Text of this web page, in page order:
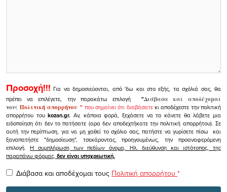
Προσοχή!!! Για να δημοσιεύονται, από 'δω και στο εξής, τα σχόλιά σας, θα
πρέπει να επιλέγετε, την παρακάτω επιλογή
"Διάβασα και αποδέχομαι
τουςΠολιτική απορρήτου" που σημαίνει ότι διαβάσατεκι αποδέχεστε την πολιτική
απορρήτου τουkozan.gr. Αν, κάποια φορά, ξεχάσετε να το κάνετε θα λάβετε μια
ειδοποίηση ότι δεν το πατήσατε (αρα δεν αποδεχτήκατε την πολιτική απορρήτου). Σε
αυτή την περίπτωση, για να μη χαθεί το σχόλιο σας, πατήστε να γυρίσετε πίσω και
ξαναπατήστε "δημοσίευση", τσεκάροντας, προηγουμένως, την προαναφερόμενη
επιλογή.Η συμπλήρωση των πεδίων όνομα, Ηλ. διεύθυνση και ιστότοπος, της
παραπάνω φόρμας, δεν είναι υποχρεωτική.
Διάβασα και αποδέχομαι τους Πολιτική απορρήτου *